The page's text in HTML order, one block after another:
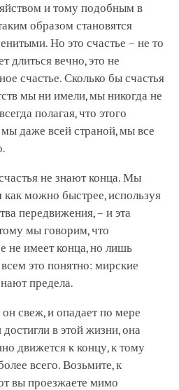
и тому подобным в
образом становятся
Но это счастье – не то
длиться вечно, это не
счастье. Сколько бы счастья
мы ни имели, мы никогда не
полагая, что этого
даже всей страной, мы все
не знают конца. Мы
как можно быстрее, используя
передвижения, – и эта
мы говорим, что
не имеет конца, но лишь
это понятно: мирские
предела.
свеж, и опадает по мере
в этой жизни, она
движется к концу, к тому
всего. Возьмите, к
вы проезжаете мимо